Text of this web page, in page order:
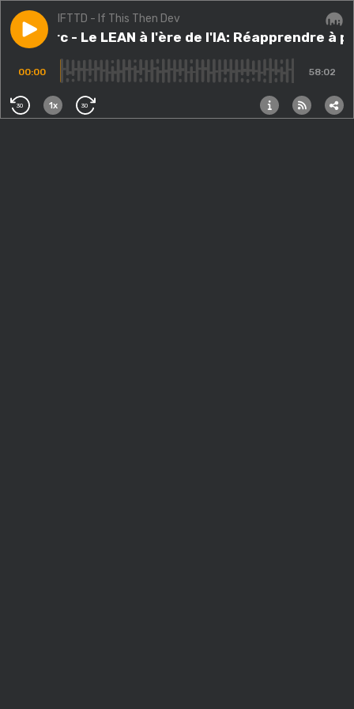
Play episode#362.src - Le LEAN à l'ère de l'IA: Réapprendre à
IFTTD - If This Then Dev
#362.src - Le LEAN à l'ère de l'IA: Réapprendre à
00:00 58:02
30 1x 30